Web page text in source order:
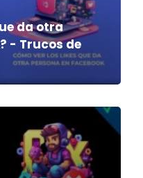
da otra
- Trucos de